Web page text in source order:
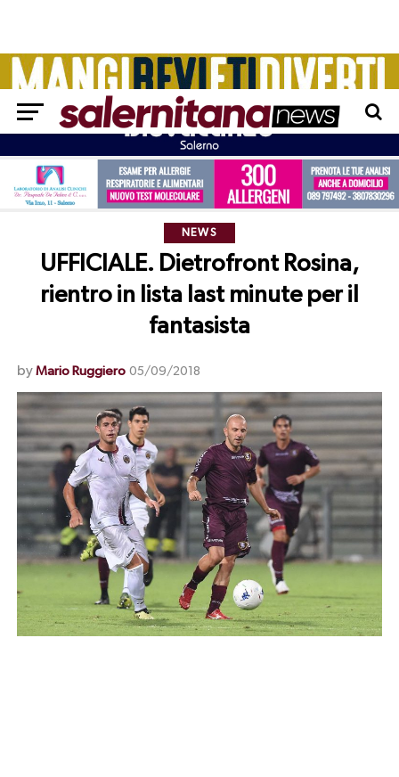
NEWS
UFFICIALE. Dietrofront Rosina,
rientro in lista last minute per il
fantasista
by Mario Ruggiero 05/09/2018